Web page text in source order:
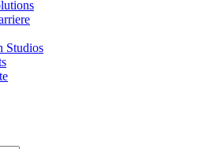
Studios